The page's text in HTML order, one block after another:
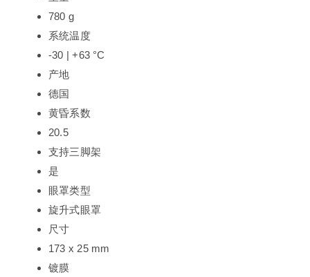
780 g
系统温度
-30 | +63 °C
产地
德国
黄昏系数
20.5
支持三脚架
是
眼罩类型
旋升式眼罩
尺寸
173 x 25 mm
镀膜